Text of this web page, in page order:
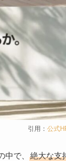
引用： 公式
中で、 絶大な支